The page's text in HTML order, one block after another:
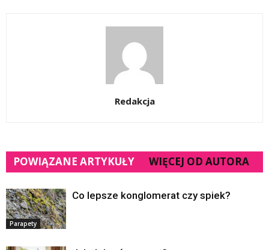
Redakcja
POWIĄZANE ARTYKUŁY WIĘCEJ OD AUTORA
Parapety
Co lepsze konglomerat czy spiek?